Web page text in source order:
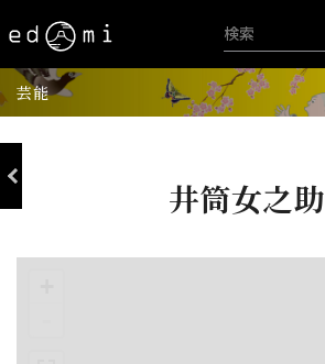
芸能
井筒女之助